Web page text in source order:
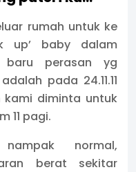
rumah untuk ke
up’ baby dalam
baru perasan yg
pada 24.11.11
kami diminta untuk
11 pagi.
normal,
berat sekitar